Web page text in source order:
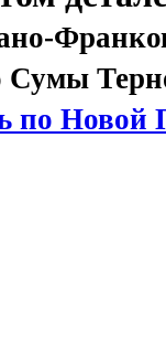
Сумы
по Новой